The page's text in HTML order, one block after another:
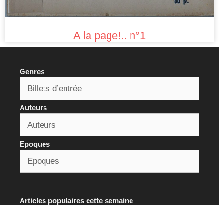
A la page!.. n°1
Genres
Auteurs
Epoques
Articles populaires cette semaine